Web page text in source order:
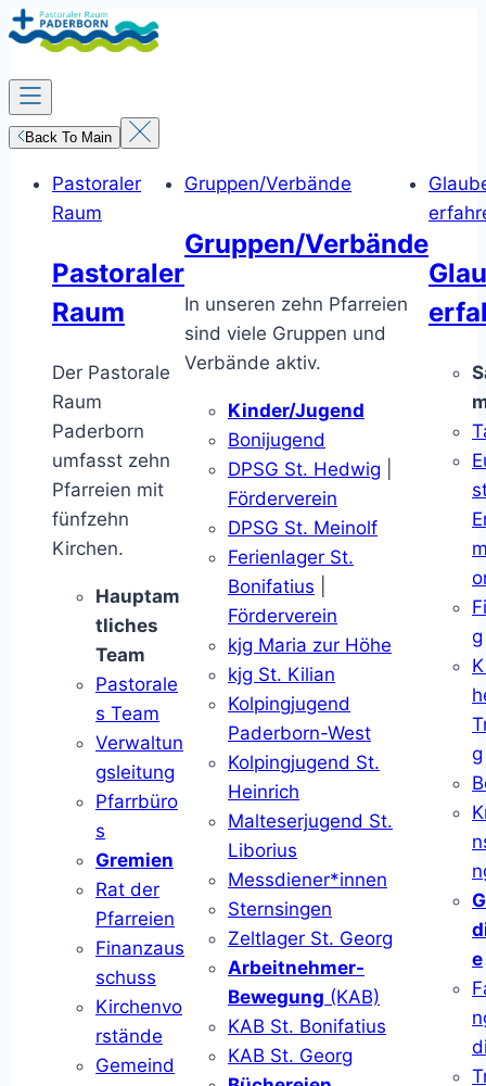
Zum
Inhalt
springen
Back To Main
Pastoraler
Raum
Pastoraler
Raum
Der Pastorale
Raum
Paderborn
umfasst zehn
Pfarreien mit
fünfzehn
Kirchen.
Hauptam
tliches
Team
Pastorale
s Team
Verwaltun
gsleitung
Pfarrbüro
s
Gremien
Rat der
Pfarreien
Finanzaus
schuss
Kirchenvo
rstände
Gemeind
Gruppen/Verbände
Gruppen/Verbände
In unseren zehn Pfarreien
sind viele Gruppen und
Verbände aktiv.
Kinder/Jugend
Bonijugend
DPSG St. Hedwig
Förderverein
DPSG St. Meinolf
Ferienlager St.
Bonifatius
Förderverein
kjg Maria zur Höhe
kjg St. Kilian
Kolpingjugend
Paderborn-West
Kolpingjugend St.
Heinrich
Malteserjugend St.
Liborius
Messdiener*innen
Sternsingen
Zeltlager St. Georg
Arbeitnehmer-
Bewegung (KAB)
KAB St. Bonifatius
KAB St. Georg
g
g
e